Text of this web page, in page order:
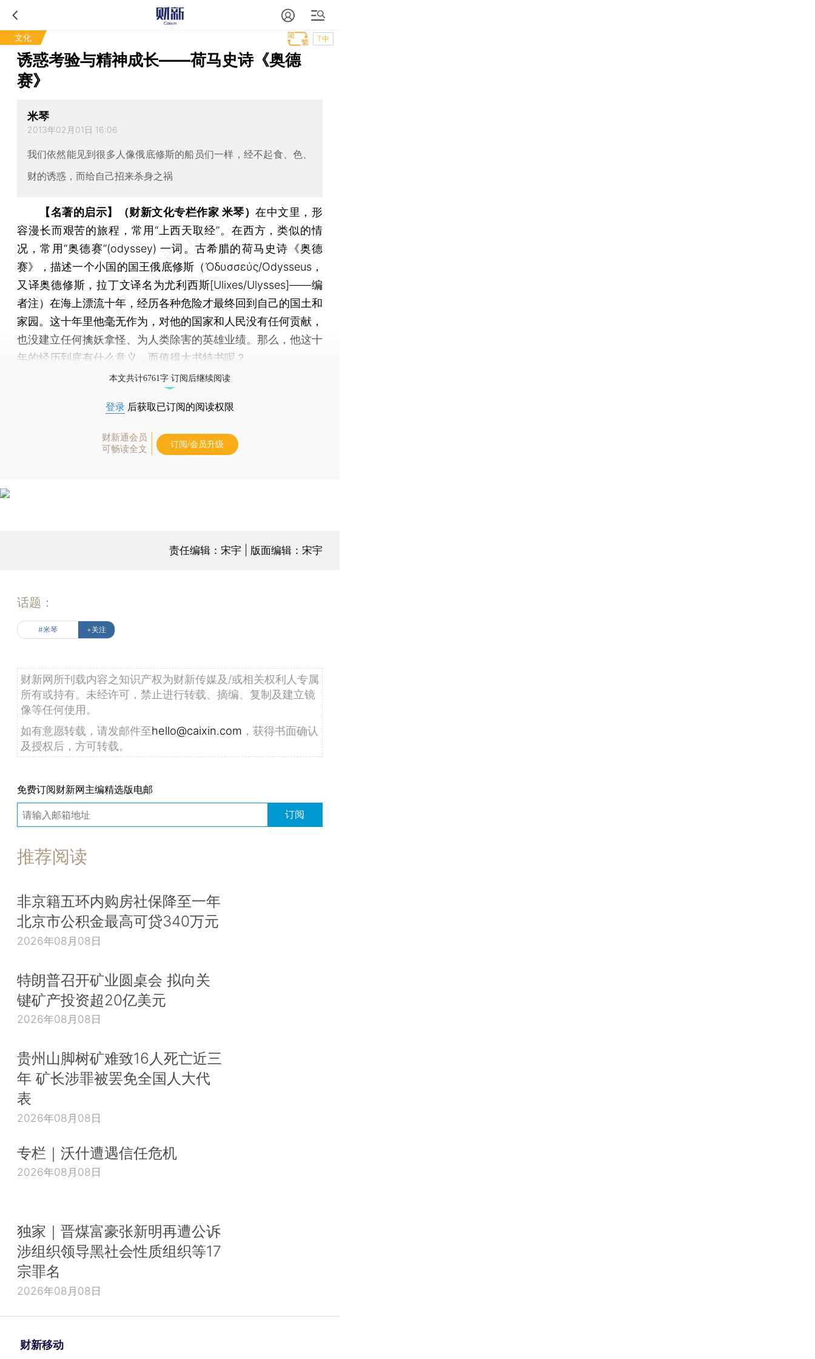
文化 T中
诱惑考验与精神成长——荷马史诗《奥德
赛》
米琴
2013年02月01日 16:06
我们依然能见到很多人像俄底修斯的船员们一样，经不起食、色、
财的诱惑，而给自己招来杀身之祸
【名著的启示】（财新文化专栏作家 米琴）在中文里，形
容漫长而艰苦的旅程，常用“上西天取经”。在西方，类似的情
况，常用“奥德赛”(odyssey) 一词。古希腊的荷马史诗《奥德
赛》，描述一个小国的国王俄底修斯（Ὀδυσσεύς/Odysseus，
又译奥德修斯，拉丁文译名为尤利西斯[Ulixes/Ulysses]——编
者注）在海上漂流十年，经历各种危险才最终回到自己的国土和
家园。这十年里他毫无作为，对他的国家和人民没有任何贡献，
也没建立任何擒妖拿怪、为人类除害的英雄业绩。那么，他这十
年的经历到底有什么意义，而值得大书特书呢？
本文共计6761字 订阅后继续阅读
登录 后获取已订阅的阅读权限
财新通会员
可畅读全文
订阅/会员升级
责任编辑：宋宇 | 版面编辑：宋宇
话题：
#米琴 +关注
财新网所刊载内容之知识产权为财新传媒及/或相关权利人专属
所有或持有。未经许可，禁止进行转载、摘编、复制及建立镜
像等任何使用。
如有意愿转载，请发邮件至hello@caixin.com ，获得书面确认
及授权后，方可转载。
免费订阅财新网主编精选版电邮
订阅
推荐阅读
非京籍五环内购房社保降至一年
北京市公积金最高可贷340万元
2026年08月08日
特朗普召开矿业圆桌会 拟向关
键矿产投资超20亿美元
2026年08月08日
贵州山脚树矿难致16人死亡近三
年 矿长涉罪被罢免全国人大代
表
2026年08月08日
专栏｜沃什遭遇信任危机
2026年08月08日
独家｜晋煤富豪张新明再遭公诉
涉组织领导黑社会性质组织等17
宗罪名
2026年08月08日
财新移动